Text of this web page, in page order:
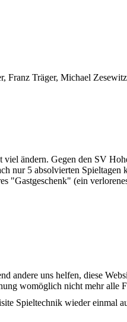
Träger, Michael
viel ändern. Gegen den SV
nur 5 absolvierten
"Gastgeschenk" (ein
Spieltechnik wieder einmal
andere uns helfen, diese
womöglich nicht mehr alle